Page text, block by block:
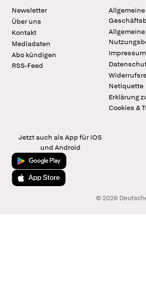
Newsletter
Über uns
Kontakt
Mediadaten
Abo kündigen
RSS-Feed
Allgemeine
Allgemeine
Impressum
Netiquette
Erklärung
Cookies &
Jetzt auch als App für iOS
und Android
Jetzt bei Google Play
Laden im App Store
© 2026